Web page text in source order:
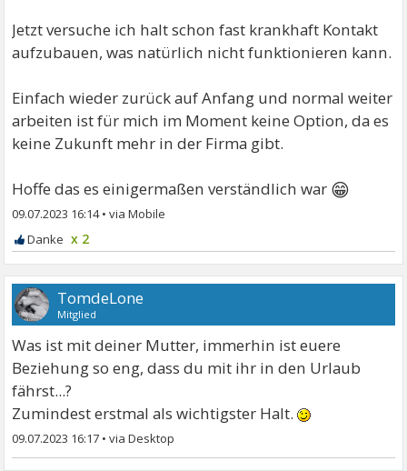
Jetzt versuche ich halt schon fast krankhaft Kontakt
aufzubauen, was natürlich nicht funktionieren kann.
Einfach wieder zurück auf Anfang und normal weiter
arbeiten ist für mich im Moment keine Option, da es
keine Zukunft mehr in der Firma gibt.
Hoffe das es einigermaßen verständlich war 😁
09.07.2023 16:14•
x 2
TomdeLone
Mitglied
Was ist mit deiner Mutter, immerhin ist euere
Beziehung so eng, dass du mit ihr in den Urlaub
fährst...?
Zumindest erstmal als wichtigster Halt.
09.07.2023 16:17 •